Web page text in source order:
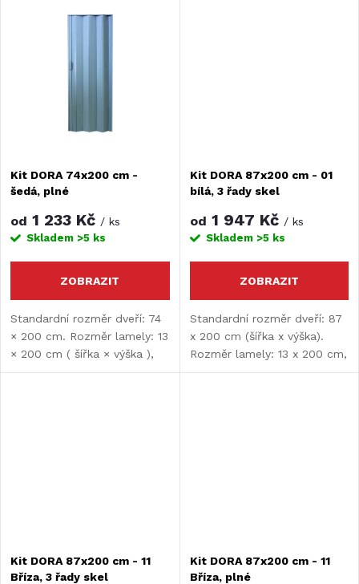
Kit DORA 74x200 cm -
šedá, plné
od 1 233 Kč / ks
Skladem >5 ks
ZOBRAZIT
Standardní rozměr dveří: 74
× 200 cm. Rozměr lamely: 13
× 200 cm ( šířka × výška ),
tloušťka lamely: 9 mm.
Kit DORA 87x200 cm - 01
bílá, 3 řady skel
od 1 947 Kč / ks
Skladem >5 ks
ZOBRAZIT
Standardní rozměr dveří: 87
x 200 cm (šířka x výška).
Rozměr lamely: 13 x 200 cm,
tloušťka lamely: 9 mm.
Kit DORA 87x200 cm - 11
Bříza, 3 řady skel
Kit DORA 87x200 cm - 11
Bříza, plné